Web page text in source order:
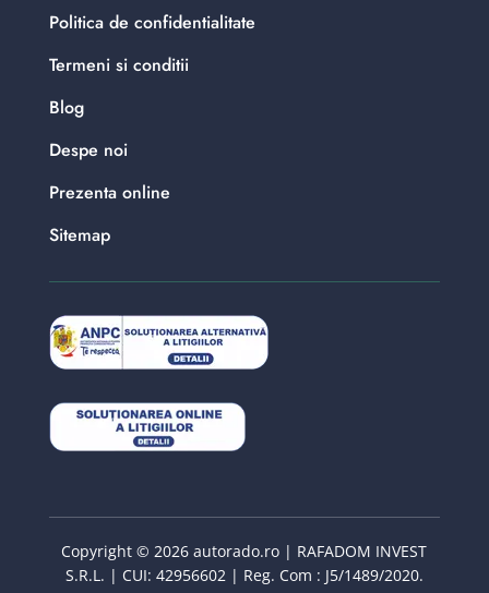
Politica de confidentialitate
Termeni si conditii
Blog
Despe noi
Prezenta online
Sitemap
Copyright © 2026 autorado.ro | RAFADOM INVEST
S.R.L. | CUI: 42956602 | Reg. Com : J5/1489/2020.